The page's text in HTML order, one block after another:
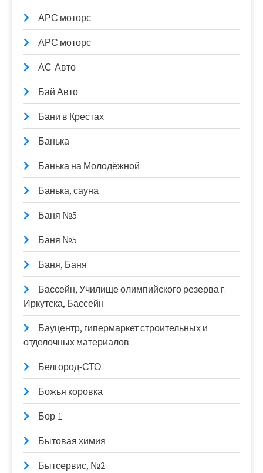
АРС моторс
АРС моторс
АС-Авто
Бай Авто
Бани в Крестах
Банька
Банька на Молодёжной
Банька, сауна
Баня №5
Баня №5
Баня, Баня
Бассейн, Училище олимпийского резерва г.
Иркутска, Бассейн
Бауцентр, гипермаркет строительных и
отделочных материалов
Белгород-СТО
Божья коровка
Бор-1
Бытовая химия
Бытсервис, №2